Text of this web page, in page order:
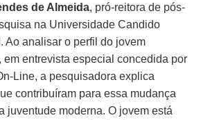
de Almeida, pró-reitora de pós-
na Universidade Candido
Ao analisar o perfil do jovem
em entrevista especial concedida por
Line, a pesquisadora explica
contribuíram para essa mudança
juventude moderna. O jovem está